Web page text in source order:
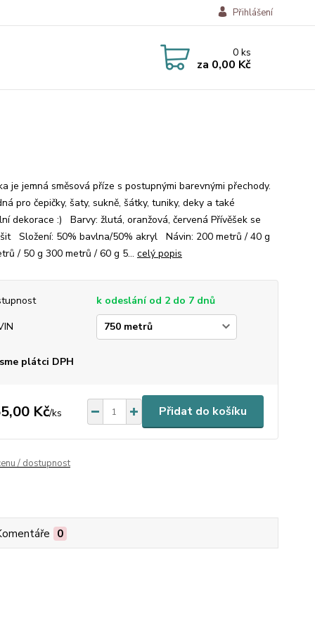
Přihlášení
0ks
za 0,00 Kč
je jemná směsová příze s postupnými barevnými přechody.
pro čepičky, šaty, sukně, šátky, tuniky, deky a také
dekorace :) Barvy: žlutá, oranžová, červená Přívěšek se
Složení: 50% bavlna/50% akryl Návin: 200 metrů / 40 g
/ 50 g 300 metrů / 60 g 5... celý popis
k odeslání od 2 do 7 dnů
plátci DPH
Kč/ks Přidat do košíku
/ dostupnost
0